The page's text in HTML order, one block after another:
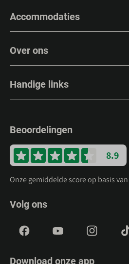
Accommodaties
Over ons
Handige links
Beoordelingen
8.9
Onze gemiddelde score op basis van
Volg ons
Download onze app